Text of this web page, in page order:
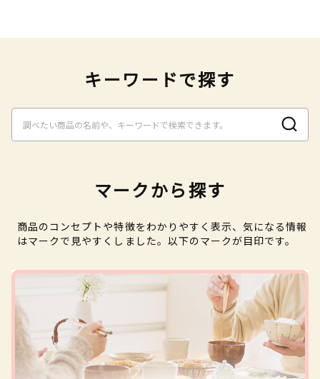
キーワードで探す
マークから探す
商品のコンセプトや特徴をわかりやすく表示、気になる情報
はマークで見やすくしました。以下のマークが目印です。